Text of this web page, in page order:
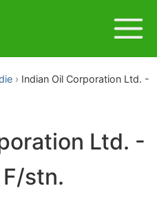
Indian Oil Corporation Ltd. -
Ltd. -
stn.